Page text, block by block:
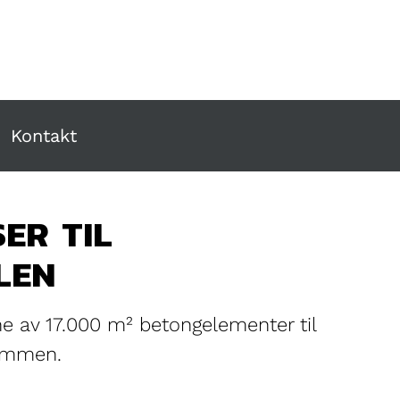
Kontakt
TIL
av 17.000 m² betongelementer til